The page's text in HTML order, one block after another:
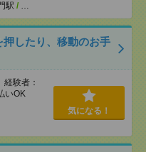
駅 / …
押したり、移動のお手
験者：
いOK
気になる！